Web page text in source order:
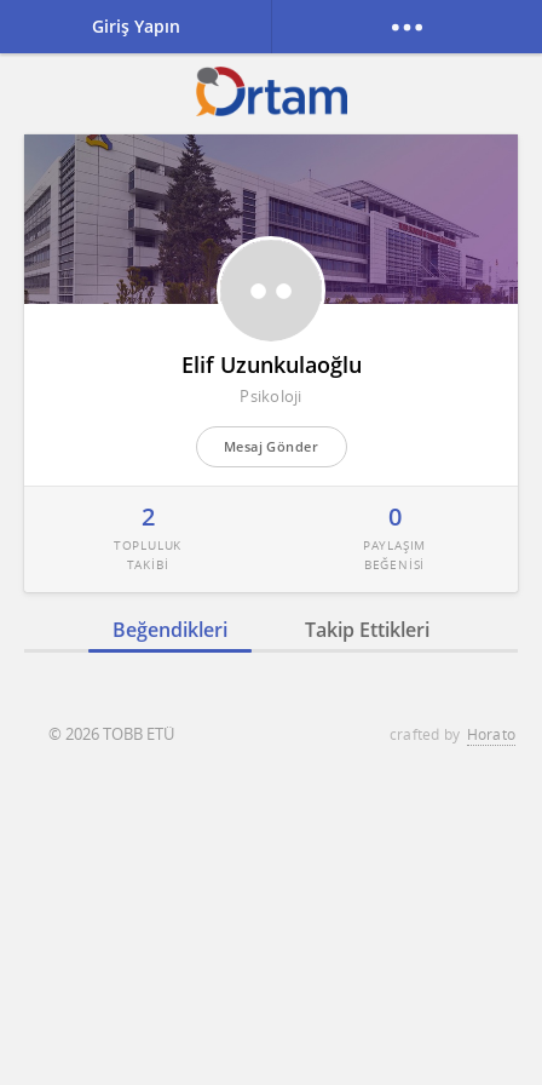
Elif Uzunkulaoğlu
Psikoloji
Mesaj Gönder
2
TOPLULUK
TAKİBİ
0
PAYLAŞIM
BEĞENİSİ
Beğendikleri Takip Ettikleri
Giriş Yapın
© 2026 TOBB ETÜ crafted by Horato